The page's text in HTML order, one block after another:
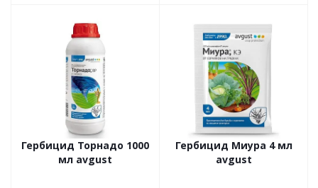
Гербицид Торнадо 1000
мл avgust
Гербицид Миура 4 мл
avgust